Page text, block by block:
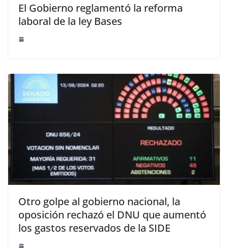
El Gobierno reglamentó la reforma
laboral de la ley Bases
Otro golpe al gobierno nacional, la
oposición rechazó el DNU que aumentó
los gastos reservados de la SIDE